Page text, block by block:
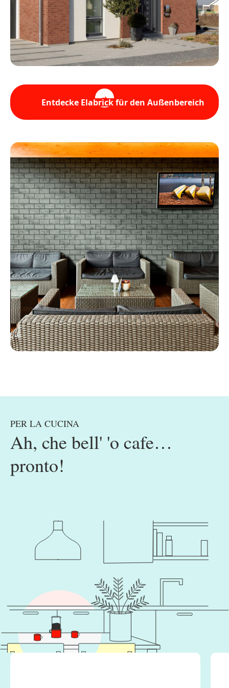
Entdecke Elabrick für den Außenbereich
PER LA CUCINA
Ah, che bell' 'o cafe…
pronto!